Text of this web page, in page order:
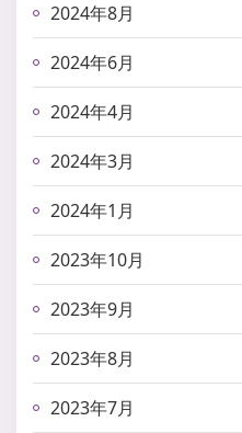
2024年8月
2024年6月
2024年4月
2024年3月
2024年1月
2023年10月
2023年9月
2023年8月
2023年7月